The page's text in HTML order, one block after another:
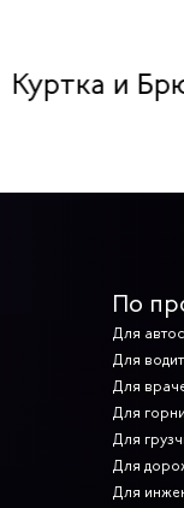
Куртка и
По
Для
Для
Для
Для
Для
Для
Для